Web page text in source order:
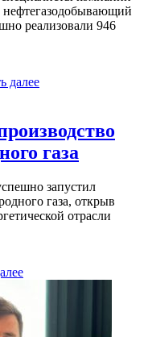
реализовали 946
далее
газа
запустил
газа, открыв
отрасли